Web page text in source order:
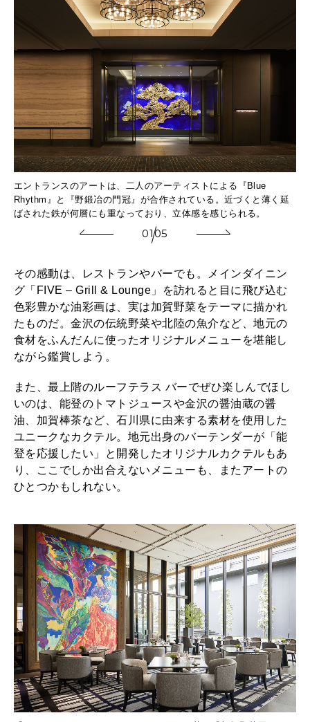
エントランスのアートは、二人のアーティストによる『Blue
Rhythm』と『野鍛冶の門冠』が合作されている。近づくと薄く延
ばされた鉄が何層にも重なっており、立体感を感じられる。
0105
その感動は、レストランやバーでも。メインダイニン
グ「FIVE – Grill & Lounge」を訪れると目に飛び込む
色彩豊かな油彩画は、実は加賀野菜をテーマに描かれ
たものだ。金沢の伝統野菜や北陸の魚介など、地元の
食材をふんだんに使ったオリジナルメニューを堪能し
ながら鑑賞しよう。
また、最上階のルーフテラス バーでぜひ楽しんでほし
いのは、能登のトマトジュースや金沢の醤油蔵の醤
油、加賀棒茶など、石川県に由来する素材を使用した
ユニークなカクテル。地元出身のバーテンダーが「能
登を応援したい」と開発したオリジナルカクテルもあ
り、ここでしか出合えないメニューも、またアートの
ひとつかもしれない。